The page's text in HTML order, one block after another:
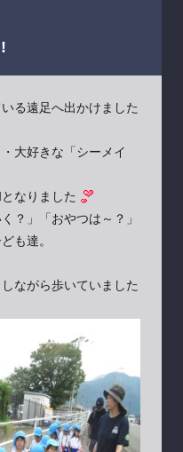
る遠足へ出かけました
大好きな「シーメイ
なりました
？」「おやつは～？」
も達。
ながら歩いていました